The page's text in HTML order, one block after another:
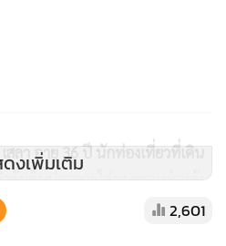
ลา อายุ 36 ปี นักท่องเที่ยวที่เดิน
งเก็บปลาตายใส่ถุง ทราบว่าหลัง
ปลี่ยนเป็นสีเขียวก็ไม่กล้าลงเล่น
นซัดเกลื่อรชายหาดจึงได้เก็บไป
งเพิ่มเติม
2,601